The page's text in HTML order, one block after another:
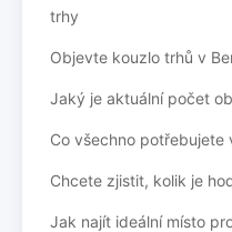
trhy
Objevte kouzlo trhů v
Jaký je aktuální počet
Co všechno potřebujete
Chcete zjistit, kolik je
Jak najít ideální místo